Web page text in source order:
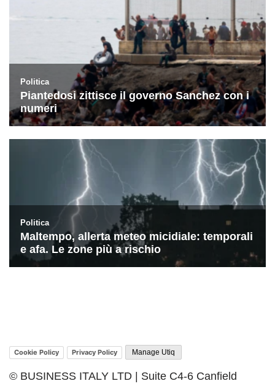
Cookie Policy Privacy Policy Manage Utiq
© BUSINESS ITALY LTD | Suite C4-6 Canfield